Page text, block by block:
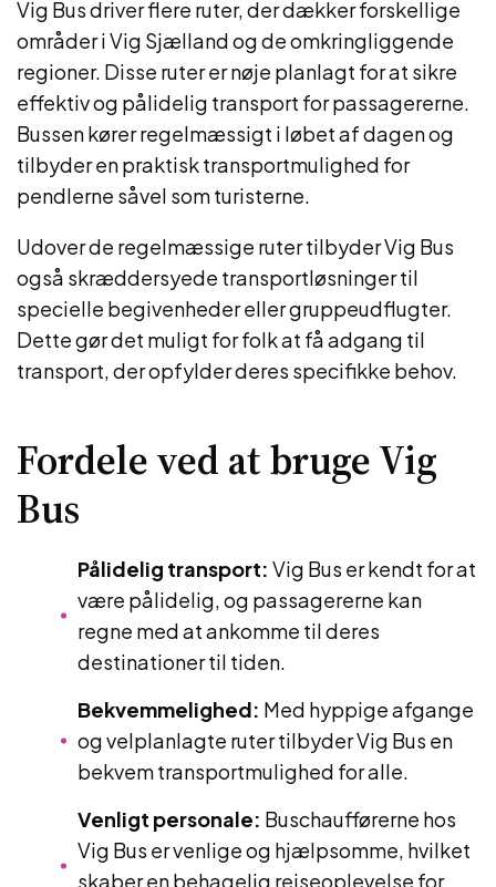
Vig Bus driver flere ruter, der dækker forskellige
områder i Vig Sjælland og de omkringliggende
regioner. Disse ruter er nøje planlagt for at sikre
effektiv og pålidelig transport for passagererne.
Bussen kører regelmæssigt i løbet af dagen og
tilbyder en praktisk transportmulighed for
pendlerne såvel som turisterne.
Udover de regelmæssige ruter tilbyder Vig Bus
også skræddersyede transportløsninger til
specielle begivenheder eller gruppeudflugter.
Dette gør det muligt for folk at få adgang til
transport, der opfylder deres specifikke behov.
Fordele ved at bruge Vig
Bus
Pålidelig transport: Vig Bus er kendt for at
være pålidelig, og passagererne kan
regne med at ankomme til deres
destinationer til tiden.
Bekvemmelighed: Med hyppige afgange
og velplanlagte ruter tilbyder Vig Bus en
bekvem transportmulighed for alle.
Venligt personale: Buschaufførerne hos
Vig Bus er venlige og hjælpsomme, hvilket
skaber en behagelig rejseoplevelse for